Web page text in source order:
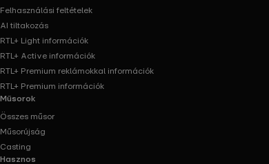
Felhasználási feltételek
AI tiltakozás
RTL+ Light információk
RTL+ Active információk
RTL+ Premium reklámokkal információk
RTL+ Premium információk
Műsorok
Összes műsor
Műsorújság
Casting
Hasznos